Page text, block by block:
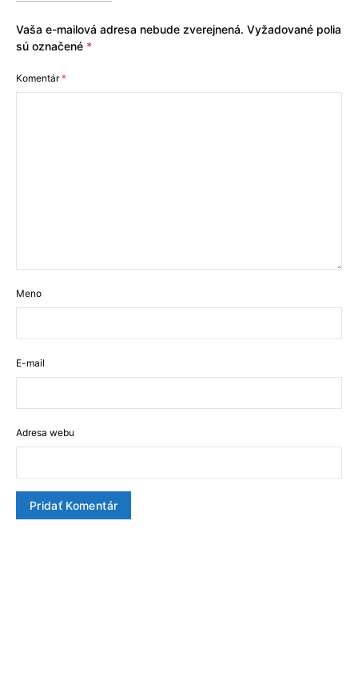
Vaša e-mailová adresa nebude zverejnená. Vyžadované polia
sú označené *
Komentár*
Meno
E-mail
Adresa webu